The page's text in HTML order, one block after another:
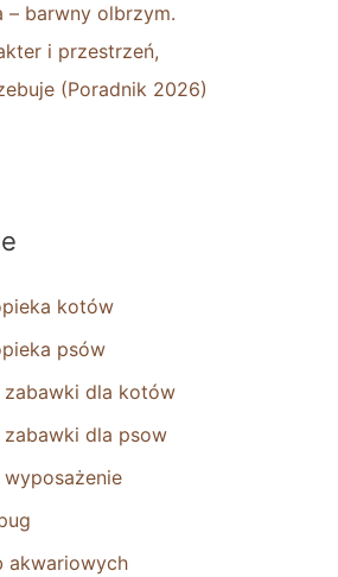
– barwny olbrzym.
i przestrzeń,
(Poradnik 2026)
kotów
psów
zabawki dla kotów
dla psow
akwariowych